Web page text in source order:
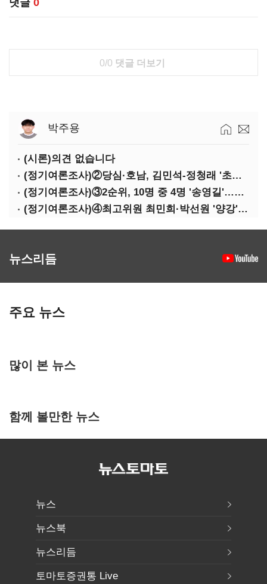
댓글 0
0/0 댓글 더보기
박주용
(시론)의견 없습니다
(정기여론조사)②당심·호남, 김민석-정청래 '초접전'
(정기여론조사)③2순위, 10명 중 4명 '송영길'…정청래 '한 자릿수'
(정기여론조사)④최고위원 최민희·박선원 '양강'…서미화·이성윤·임미애 뒤이어
뉴스리듬
주요 뉴스
많이 본 뉴스
함께 볼만한 뉴스
뉴스
뉴스북
뉴스리듬
토마토증권통 Live